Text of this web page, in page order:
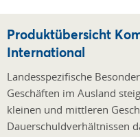
Produktübersicht
International
Landesspezifische
Geschäften im Ausland
kleinen und mittleren
Dauerschuldverhältnissen